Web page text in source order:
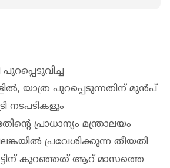
യാത്ര പുറപ്പെടുന്നതിന് മുൻപ്
നടപടികളും
പ്രാധാന്യം മന്ത്രാലയം
പ്രവേശിക്കുന്ന തീയതി
കുറഞ്ഞത് ആറ് മാസത്തെ